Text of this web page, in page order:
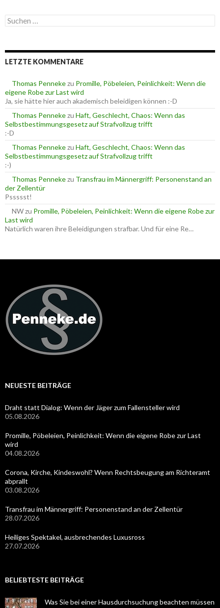
g
o
n
S
u
e
n
c
h
:
LETZTE KOMMENTARE
Thomas Pennekezu Promille, Pöbeleien, Peinlichkeit: Wenn die
eigene Robe zur Last wird
Ja, sie hätte hier auch akademisch beleidigen können :-D
Thomas Pennekezu Haft, Geschlecht, Chaos: Wenn das
Selbstbestimmungsgesetz auf Strafvollzug trifft
:-D
Thomas Pennekezu Haft, Geschlecht, Chaos: Wenn das
Selbstbestimmungsgesetz auf Strafvollzug trifft
:-)
Thomas Pennekezu Transfrau im Männergriff: Personenstand an
der Zellentür
Pssssst!
NWzu Promille, Pöbeleien, Peinlichkeit: Wenn die eigene Robe zur
Last wird
Natürlich waren ihre Beleidigungen strafbar. Und für eine Re…
NEUESTE BEITRÄGE
Draht statt Dialog: Wenn der Jäger zum Fallensteller wird
05.08.2026
Promille, Pöbeleien, Peinlichkeit: Wenn die eigene Robe zur Last
wird
04.08.2026
Corona, Kirche, Kindeswohl? Wenn Rechtsbeugung am Richteramt
abprallt
03.08.2026
Transfrau im Männergriff: Personenstand an der Zellentür
28.07.2026
Heiliges Spektakel, ausbrechendes Luxusross
27.07.2026
BELIEBTESTE BEITRÄGE
Was Sie bei einer Hausdurchsuchung beachten müssen